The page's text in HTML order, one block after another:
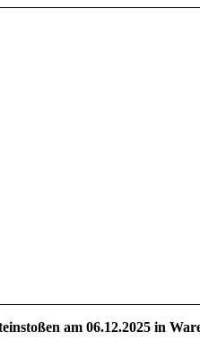
am 06.12.2025 in